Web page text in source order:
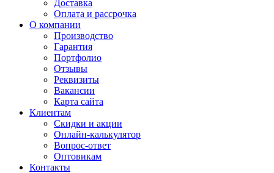
Доставка
Оплата и рассрочка
О компании
Производство
Гарантия
Портфолио
Отзывы
Реквизиты
Вакансии
Карта сайта
Клиентам
Скидки и акции
Онлайн-калькулятор
Вопрос-ответ
Оптовикам
Контакты